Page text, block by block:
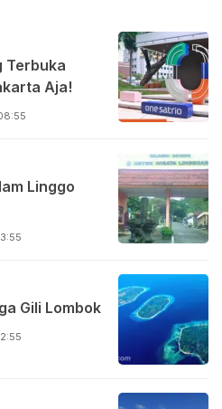
Terbuka
Aja!
Linggo
Gili Lombok